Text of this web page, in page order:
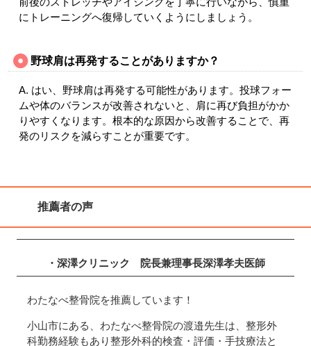
にトレーニングへ復帰していくようにしましょう。
野球肩は再発することがありますか？
A. はい、野球肩は再発する可能性があります。投球フォー
ムや体のバランスが改善されないと、肩に再び負担がかか
りやすくなります。根本的な原因から改善することで、再
発のリスクを減らすことが重要です。
推薦者の声
・深澤クリニック 院長兼理事長深澤孝夫医師
わたなべ整骨院を推薦しています！
小山市にある、わたなべ整骨院の渡邉先生は、整形外
科勤務経験もあり整形外科的検査・評価・手技療法と